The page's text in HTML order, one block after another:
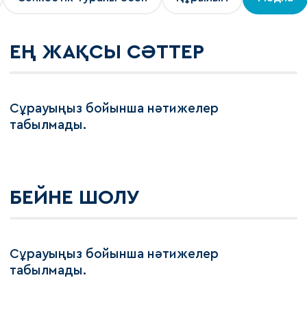
ЕҢ ЖАҚСЫ СӘТТЕР
Сұрауыңыз бойынша нәтижелер
табылмады.
БЕЙНЕ ШОЛУ
Сұрауыңыз бойынша нәтижелер
табылмады.